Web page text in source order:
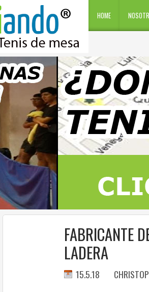
HOME
FABRICANTE
LADERA
15.5.18